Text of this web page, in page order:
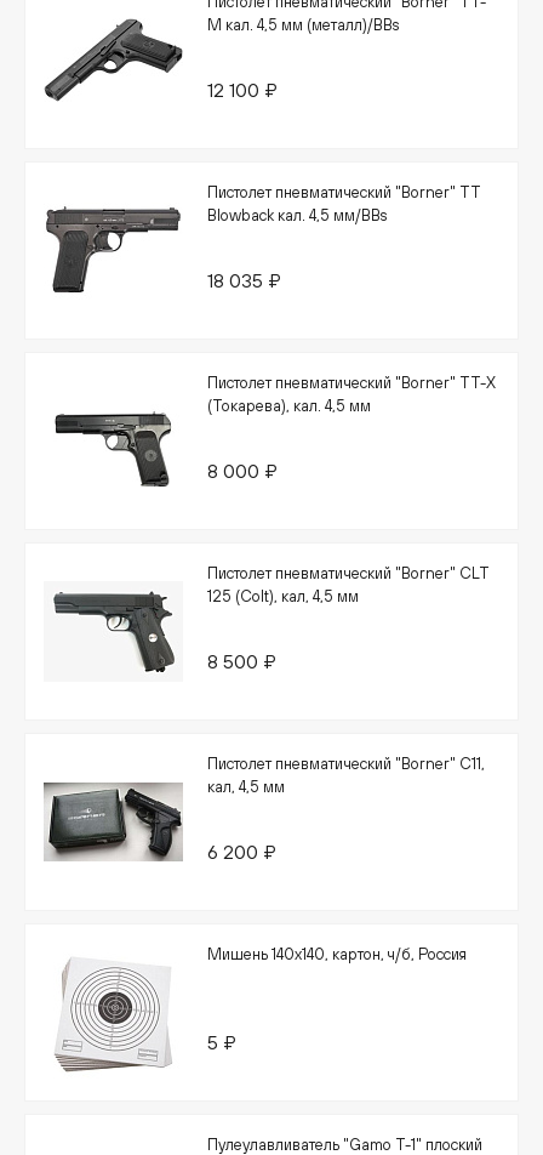
М кал. 4,5 мм (металл)/BBs
12 100 ₽
Пистолет пневматический "Borner" TT
Blowback кал. 4,5 мм/BBs
18 035 ₽
Пистолет пневматический "Borner" TT-X
(Токарева), кал. 4,5 мм
8 000 ₽
Пистолет пневматический "Borner" CLT
125 (Colt), кал, 4,5 мм
8 500 ₽
Пистолет пневматический "Borner" C11,
кал, 4,5 мм
6 200 ₽
Мишень 140х140, картон, ч/б, Россия
5 ₽
Пулеулавливатель "Gamo T-1" плоский